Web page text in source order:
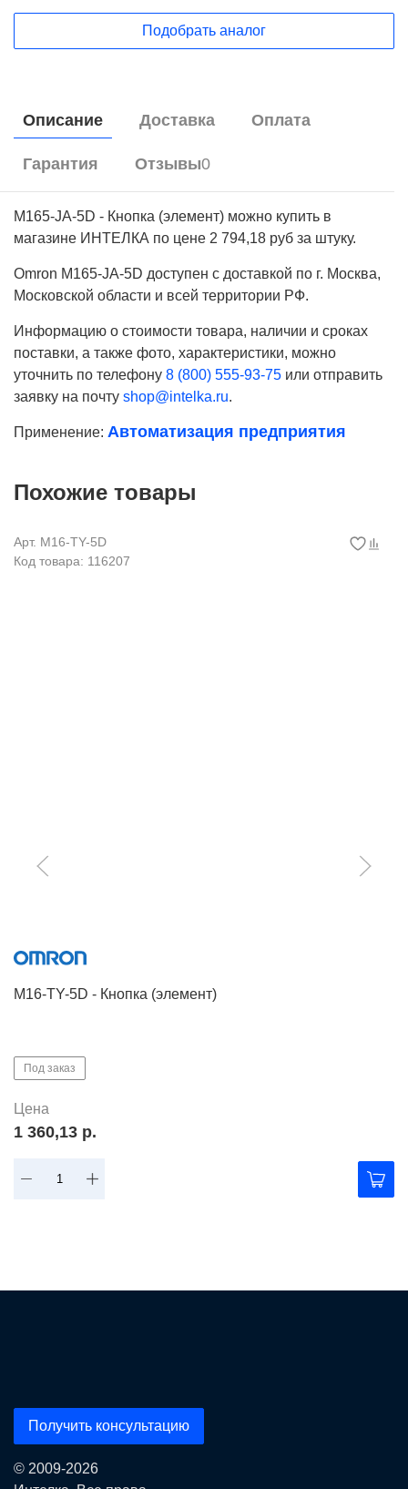
Подобрать аналог
Описание Доставка Оплата
Гарантия Отзывы0
M165-JA-5D - Кнопка (элемент) можно купить в
магазине ИНТЕЛКА по цене 2 794,18 руб за штуку.
Omron M165-JA-5D доступен с доставкой по г. Москва,
Московской области и всей территории РФ.
Информацию о стоимости товара, наличии и сроках
поставки, а также фото, характеристики, можно
уточнить по телефону 8 (800) 555-93-75 или отправить
заявку на почту shop@intelka.ru.
Применение: Автоматизация предприятия
Похожие товары
Арт. M16-TY-5D
Код товара: 116207
M16-TY-5D - Кнопка (элемент)
Под заказ
Цена
1 360,13 р.
Получить консультацию
© 2009-2026